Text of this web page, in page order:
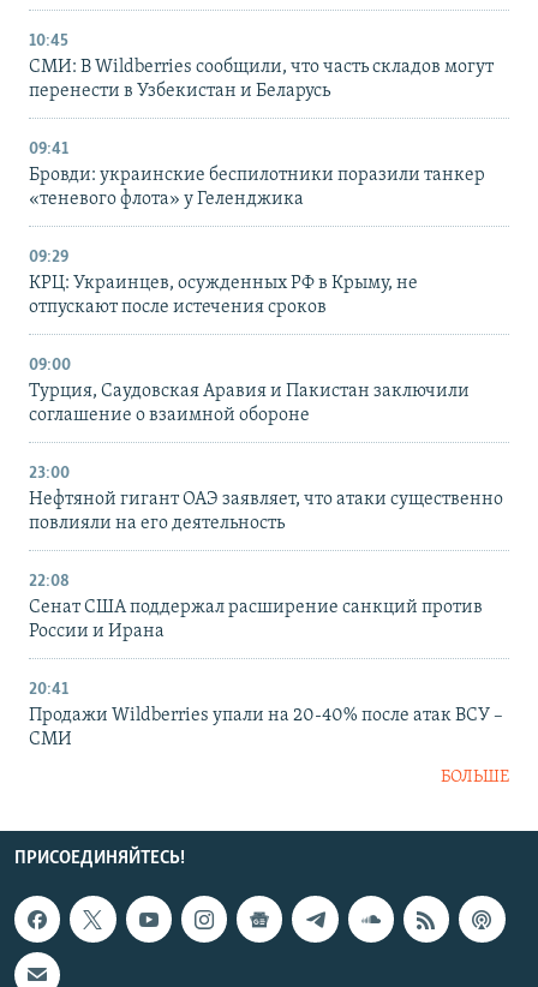
10:45
СМИ: В Wildberries сообщили, что часть складов могут
перенести в Узбекистан и Беларусь
09:41
Бровди: украинские беспилотники поразили танкер
«теневого флота» у Геленджика
09:29
КРЦ: Украинцев, осужденных РФ в Крыму, не
отпускают после истечения сроков
09:00
Турция, Саудовская Аравия и Пакистан заключили
соглашение о взаимной обороне
23:00
Нефтяной гигант ОАЭ заявляет, что атаки существенно
повлияли на его деятельность
22:08
Сенат США поддержал расширение санкций против
России и Ирана
20:41
Продажи Wildberries упали на 20-40% после атак ВСУ –
СМИ
БОЛЬШЕ
ПРИСОЕДИНЯЙТЕСЬ!